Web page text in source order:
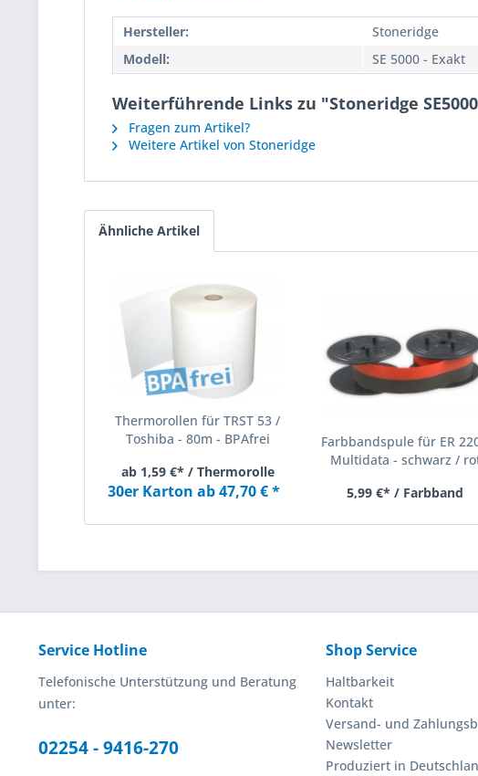
Hersteller:
Stoneridge
Modell:
SE 5000 - Exakt
Weiterführende Links zu "Stoneridge
Fragen zum Artikel?
Weitere Artikel von Stoneridge
Ähnliche Artikel
Thermorollen für TRST 53 /
Toshiba - 80m - BPAfrei
ab 1,59 €* / Thermorolle
30er Karton ab 47,70 € *
Farbbandspule für ER
Multidata - schwarz /
5,99 €* / Farbband
Service Hotline
Telefonische Unterstützung und Beratung
unter:
02254 - 9416-270
Shop Service
Haltbarkeit
Kontakt
Versand- und
Newsletter
Produziert in